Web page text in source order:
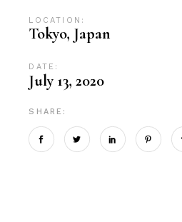
LOCATION:
Tokyo, Japan
DATE:
July 13, 2020
SHARE: